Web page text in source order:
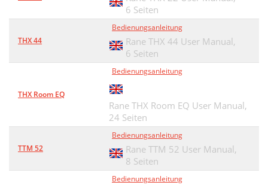
6 Seiten
THX 44
Bedienungsanleitung
Rane THX 44 User Manual,
6 Seiten
THX Room EQ
Bedienungsanleitung
Rane THX Room EQ User Manual,
24 Seiten
TTM 52
Bedienungsanleitung
Rane TTM 52 User Manual,
8 Seiten
Bedienungsanleitung